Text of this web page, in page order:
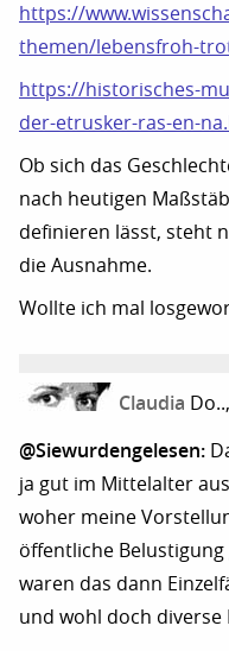
https://
themen/lebensfroh-
https://historisches-
der-etrusker-ras-en-
Ob sich das
nach heutigen
definieren lässt, steht
die Ausnahme.
Wollte ich mal
Claudia
@Siewurdengelesen:
ja gut im Mittelalter
woher meine
öffentliche
waren das dann
und wohl doch